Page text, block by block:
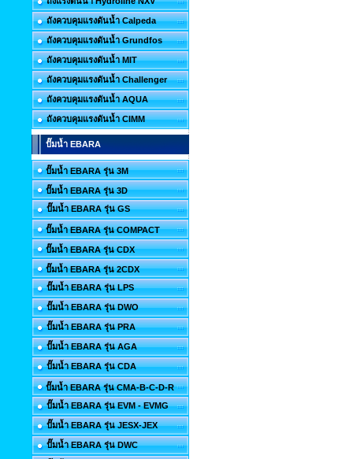
ถังควบคุมแรงดันน้ำ Calpeda
ถังควบคุมแรงดันน้ำ Grundfos
ถังควบคุมแรงดันน้ำ MIT
ถังควบคุมแรงดันน้ำ Challenger
ถังควบคุมแรงดันน้ำ AQUA
ถังควบคุมแรงดันน้ำ CIMM
ปั๊มน้ำ EBARA
ปั๊มน้ำ EBARA รุ่น 3M
ปั๊มน้ำ EBARA รุ่น 3D
ปั๊มน้ำ EBARA รุ่น GS
ปั๊มน้ำ EBARA รุ่น COMPACT
ปั๊มน้ำ EBARA รุ่น CDX
ปั๊มน้ำ EBARA รุ่น 2CDX
ปั๊มน้ำ EBARA รุ่น LPS
ปั๊มน้ำ EBARA รุ่น DWO
ปั๊มน้ำ EBARA รุ่น PRA
ปั๊มน้ำ EBARA รุ่น AGA
ปั๊มน้ำ EBARA รุ่น CDA
ปั๊มน้ำ EBARA รุ่น CMA-B-C-D-R
ปั๊มน้ำ EBARA รุ่น EVM - EVMG
ปั๊มน้ำ EBARA รุ่น JESX-JEX
ปั๊มน้ำ EBARA รุ่น DWC